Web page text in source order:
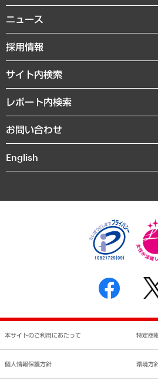
共生・ダイバーシティ
GRC（ガバナンス・リスク・コンプライアンス
経済・産業・雇用・労働
まちづくり・観光・交通・スポーツ・スマート
自然資源・農林水産業・食料システム
経営用語集
受託・受注実績（官公庁関連）
メディア掲載・出演
MUFGビジネスセミナー
受託案件情報
私たちの想い
社長メッセージ
会社概要
沿革
組織図・本部部室紹介
インドネシア現地法人
個人情報保護方針
反社会的勢力に対する基本方針
書面による個人情報の開示等の請求の手続きに
ニュース
ニュースリリース
お知らせ
採用情報
サイト内検索
レポート内検索
お問い合わせ
English
本サイトのご利用にあたって 特定商
個人情報保護方針 環境方